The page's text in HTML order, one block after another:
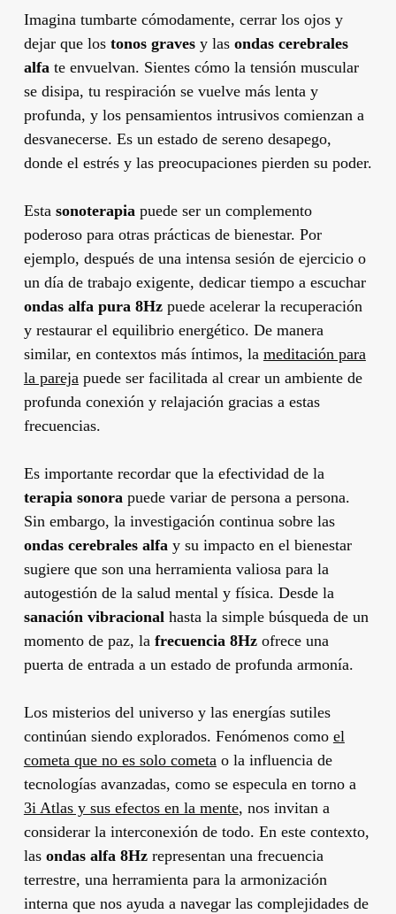
Imagina tumbarte cómodamente, cerrar los ojos y
dejar que los tonos gravesy las ondas cerebrales
alfa te envuelvan. Sientes cómo la tensión muscular
se disipa, tu respiración se vuelve más lenta y
profunda, y los pensamientos intrusivos comienzan a
desvanecerse. Es un estado de sereno desapego,
donde el estrés y las preocupaciones pierden su poder.
Esta sonoterapia puede ser un complemento
poderoso para otras prácticas de bienestar. Por
ejemplo, después de una intensa sesión de ejercicio o
un día de trabajo exigente, dedicar tiempo a escuchar
ondas alfa pura 8Hzpuede acelerar la recuperación
y restaurar el equilibrio energético. De manera
similar, en contextos más íntimos, la meditación para
la pareja puede ser facilitada al crear un ambiente de
profunda conexión y relajación gracias a estas
frecuencias.
Es importante recordar que la efectividad de la
terapia sonora puede variar de persona a persona.
Sin embargo, la investigación continua sobre las
ondas cerebrales alfa y su impacto en el bienestar
sugiere que son una herramienta valiosa para la
autogestión de la salud mental y física. Desde la
sanación vibracional hasta la simple búsqueda de un
momento de paz, la frecuencia 8Hzofrece una
puerta de entrada a un estado de profunda armonía.
Los misterios del universo y las energías sutiles
continúan siendo explorados. Fenómenos como el
cometa que no es solo cometa o la influencia de
tecnologías avanzadas, como se especula en torno a
3i Atlas y sus efectos en la mente, nos invitan a
considerar la interconexión de todo. En este contexto,
las ondas alfa 8Hzrepresentan una frecuencia
terrestre, una herramienta para la armonización
interna que nos ayuda a navegar las complejidades de